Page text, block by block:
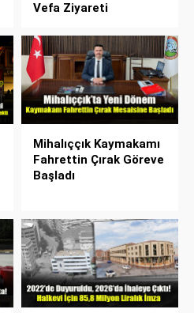
Vefa Ziyareti
Mihalıççık Kaymakamı
Fahrettin Çırak Göreve
Başladı